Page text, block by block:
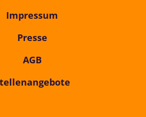
Impressum
Presse
AGB